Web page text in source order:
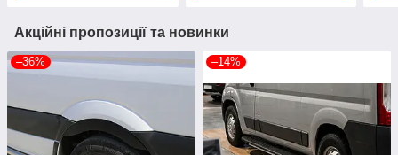
Акційні пропозиції та новинки
–36% –14%